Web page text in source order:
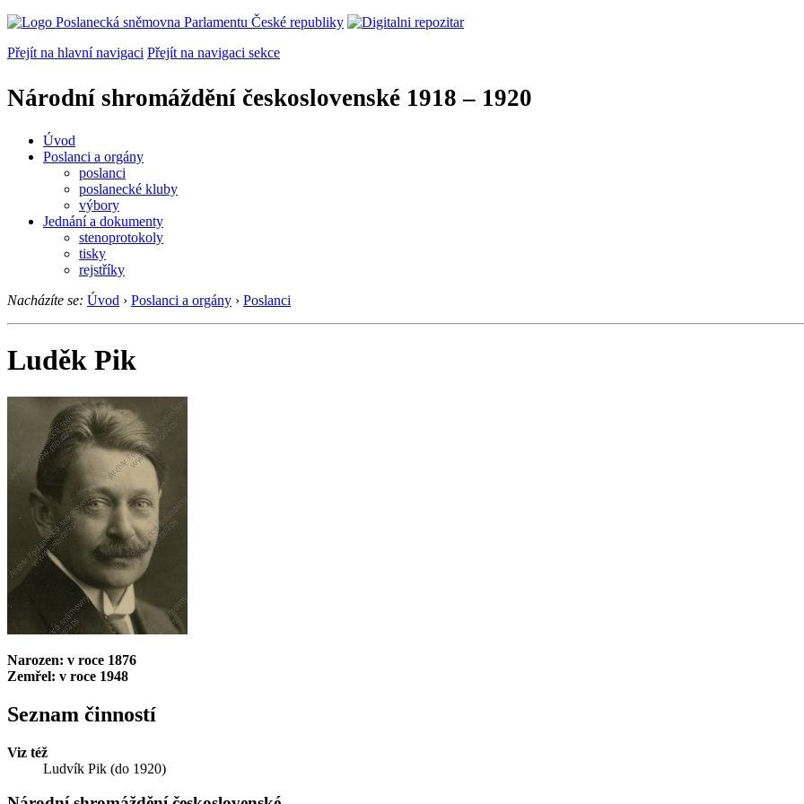
Přejít na hlavní navigaci Přejít na navigaci sekce
Národní shromáždění československé 1918 – 1920
Úvod
Poslanci a orgány
poslanci
poslanecké kluby
výbory
Jednání a dokumenty
stenoprotokoly
tisky
rejstříky
Nacházíte se: Úvod › Poslanci a orgány › Poslanci
Luděk Pik
Narozen: v roce 1876
Zemřel: v roce 1948
Seznam činností
Viz též
Ludvík Pik (do 1920)